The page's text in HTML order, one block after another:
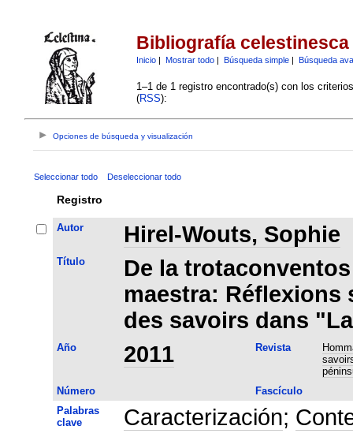
Bibliografía celestinesca
Inicio| Mostrar todo| Búsqueda simple| Búsqueda
1–1 de 1 registro encontrado(s) con los
(RSS):
Opciones de búsqueda y visualización
Seleccionar todo Deseleccionar todo
Registro
Autor Hirel-Wouts, Sophie
Título
De la
maestra:
des savoirs dans
Año 2011 Revista
Número
Fascículo
Palabras
clave
Caracterización;